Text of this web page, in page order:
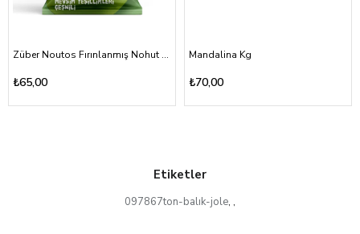
Züber Noutos Fırınlanmış Nohut Cipsi Yoğurt Mevsim Yeşillikleri 55gr
₺65,00
Mandalina Kg
₺70,00
Etiketler
097867ton-balık-jole, ,